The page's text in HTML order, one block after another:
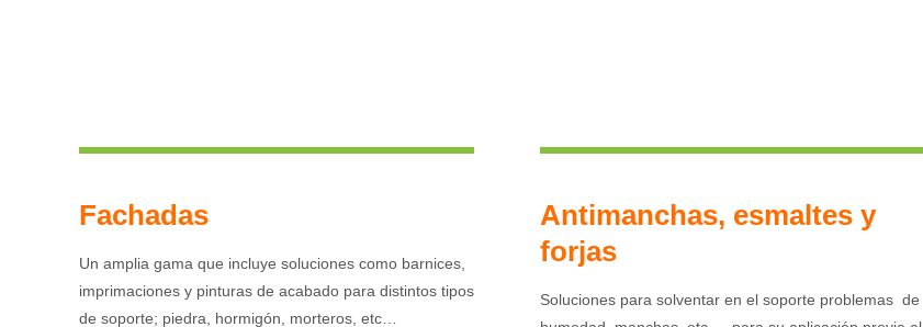
Fachadas
Un amplia gama que incluye soluciones como barnices,
imprimaciones y pinturas de acabado para distintos tipos
de soporte; piedra, hormigón, morteros, etc…
Antimanchas, esmaltes y
forjas
Soluciones para solventar en el soporte problemas de